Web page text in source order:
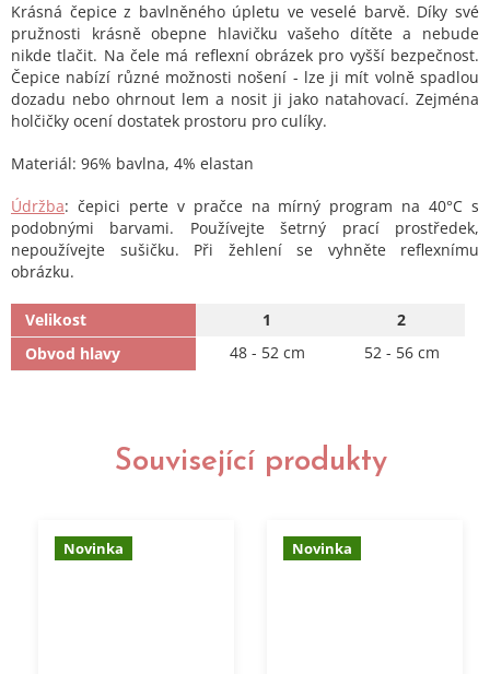
Krásná čepice z bavlněného úpletu ve veselé barvě. Díky své
pružnosti krásně obepne hlavičku vašeho dítěte a nebude
nikde tlačit. Na čele má reflexní obrázek pro vyšší bezpečnost.
Čepice nabízí různé možnosti nošení - lze ji mít volně spadlou
dozadu nebo ohrnout lem a nosit ji jako natahovací. Zejména
holčičky ocení dostatek prostoru pro culíky.
Materiál: 96% bavlna, 4% elastan
Údržba: čepici perte v pračce na mírný program na 40°C s
podobnými barvami. Používejte šetrný prací prostředek,
nepoužívejte sušičku. Při žehlení se vyhněte reflexnímu
obrázku.
Velikost 1
2
Obvod hlavy
48 - 52 cm 52 - 56 cm
Související produkty
Novinka Novinka